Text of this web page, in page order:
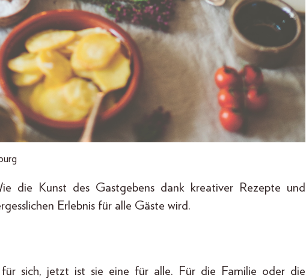
die Kunst des Gastgebens dank kreativer Rezepte und
Erlebnis für alle Gäste wird.
sich, jetzt ist sie eine für alle. Für die Familie oder die